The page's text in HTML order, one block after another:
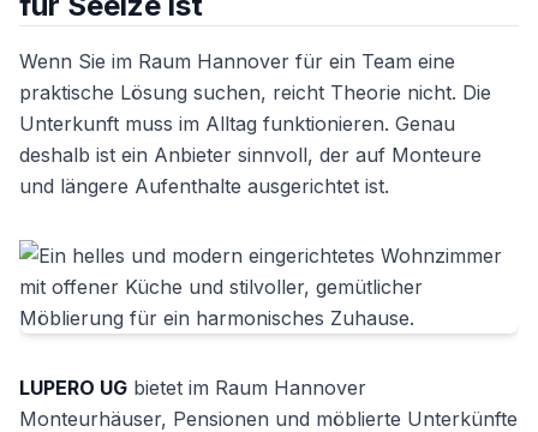
Wenn Sie im Raum Hannover für ein Team eine
praktische Lösung suchen, reicht Theorie nicht. Die
Unterkunft muss im Alltag funktionieren. Genau
deshalb ist ein Anbieter sinnvoll, der auf Monteure
und längere Aufenthalte ausgerichtet ist.
LUPERO UG bietet im Raum Hannover
Monteurhäuser, Pensionen und möblierte Unterkünfte